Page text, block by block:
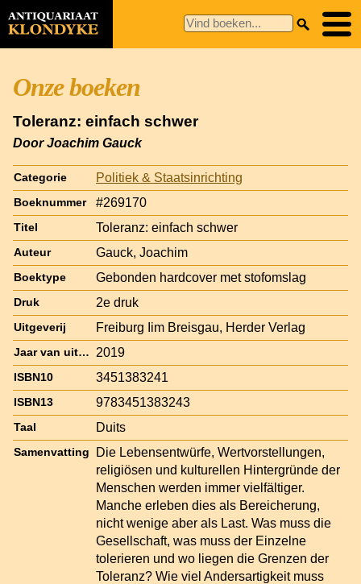
Onze boeken
Toleranz: einfach schwer
Door Joachim Gauck
Categorie Politiek & Staatsinrichting
Boeknummer #269170
Titel Toleranz: einfach schwer
Auteur Gauck, Joachim
Boektype Gebonden hardcover met stofomslag
Druk 2e druk
Uitgeverij Freiburg Iim Breisgau, Herder Verlag
Jaar van uitgave 2019
ISBN10 3451383241
ISBN13 9783451383243
Taal Duits
Samenvatting
Die Lebensentwürfe, Wertvorstellungen,
religiösen und kulturellen Hintergründe der
Menschen werden immer vielfältiger.
Manche erleben dies als Bereicherung,
nicht wenige aber als Last. Was muss die
Gesellschaft, was muss der Einzelne
tolerieren und wo liegen die Grenzen der
Toleranz? Wie viel Andersartigkeit muss